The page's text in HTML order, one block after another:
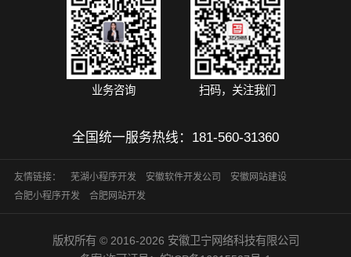
业务咨询 扫码，关注我们
全国统一服务热线： 181-560-31360
友情链接： 芜湖小程序开发 安徽软件开发公司
安徽网站建设
合肥小程序开发
合肥网站开发
版权所有 © 2016-2026 安徽卫宁网络科技有限公司